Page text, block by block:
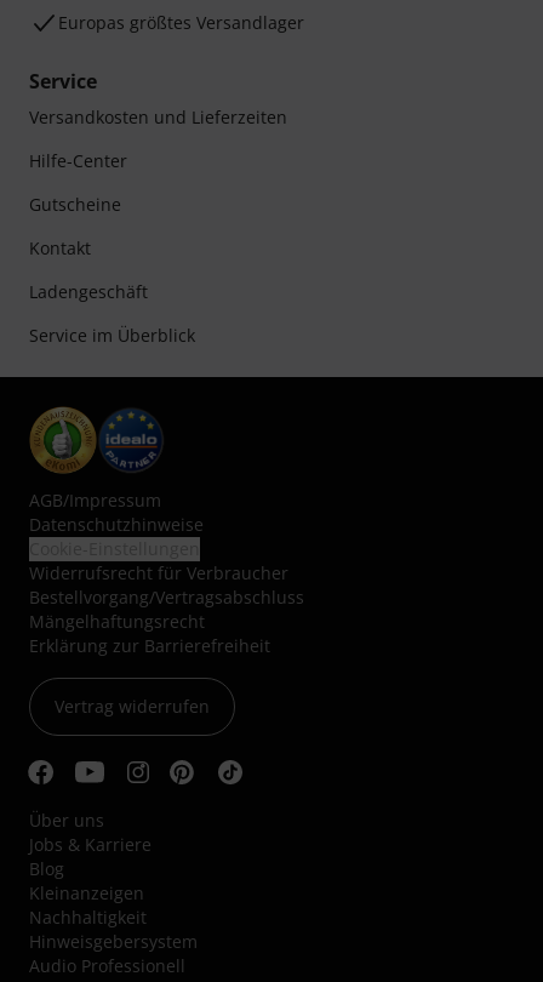
Europas größtes Versandlager
Service
Versandkosten und Lieferzeiten
Hilfe-Center
Gutscheine
Kontakt
Ladengeschäft
Service im Überblick
AGB/Impressum
Datenschutzhinweise
Widerrufsrecht für Verbraucher
Bestellvorgang/Vertragsabschluss
Mängelhaftungsrecht
Erklärung zur Barrierefreiheit
Vertrag widerrufen
Über uns
Jobs & Karriere
Blog
Kleinanzeigen
Nachhaltigkeit
Hinweisgebersystem
Audio Professionell